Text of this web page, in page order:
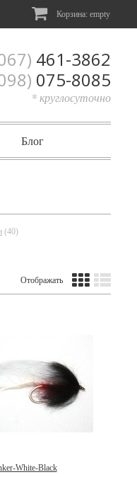
Корзина: empty
461-3862
075-8085
* круглосуточно
Блог
(40)
Отображать
White-Black